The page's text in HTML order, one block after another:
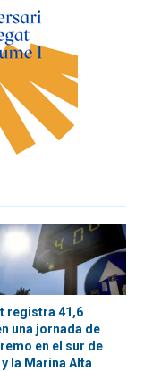
registra 41,6
una jornada de
en el sur de
la Marina Alta